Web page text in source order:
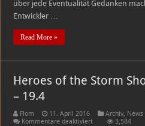
über jede Eventualität Gedanken
Entwickler …
Read More »
Heroes of the Storm
– 19.4
Flom 11. April 2016 Archiv, News
Kommentare deaktiviertfür
3,584